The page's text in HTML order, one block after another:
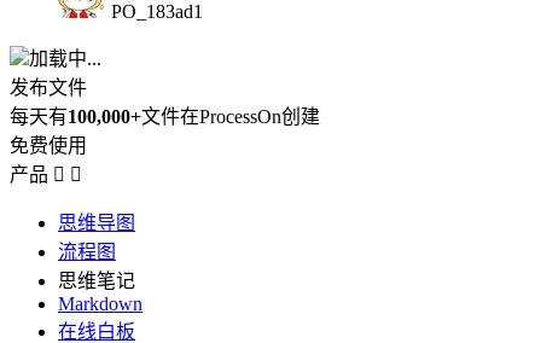
PO_183ad1
加载中...
发布文件
每天有100,000+文件在ProcessOn创建
免费使用
产品  
思维导图
流程图
思维笔记
Markdown
在线白板